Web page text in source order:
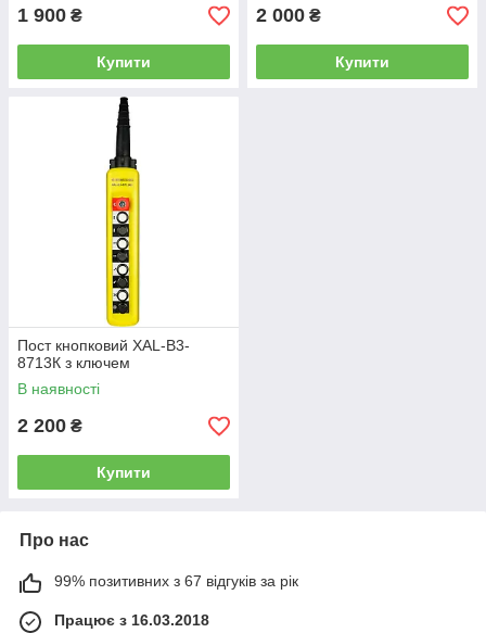
1 900 ₴
Купити
2 000 ₴
Купити
Пост кнопковий XAL-B3-
8713К з ключем
В наявності
2 200 ₴
Купити
Про нас
99% позитивних з 67 відгуків за рік
Працює з 16.03.2018